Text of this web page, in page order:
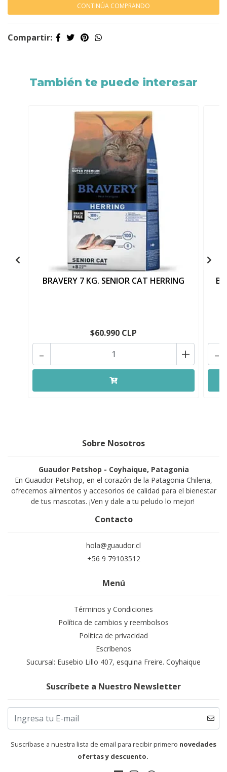
CONTINÚA COMPRANDO
Compartir:
También te puede interesar
BRAVERY 7 KG. SENIOR CAT HERRING
$60.990 CLP
+
- -
Sobre Nosotros
Guaudor Petshop - Coyhaique, Patagonia
En Guaudor Petshop, en el corazón de la Patagonia Chilena,
ofrecemos alimentos y accesorios de calidad para el bienestar
de tus mascotas. ¡Ven y dale a tu peludo lo mejor!
Contacto
hola@guaudor.cl
+56 9 79103512
Menú
Términos y Condiciones
Política de cambios y reembolsos
Política de privacidad
Escríbenos
Sucursal: Eusebio Lillo 407, esquina Freire. Coyhaique
Suscríbete a Nuestro Newsletter
Suscríbase a nuestra lista de email para recibir primero novedades
ofertas y descuento.